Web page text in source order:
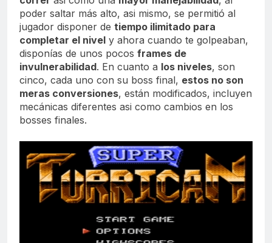
poder saltar más alto, asi mismo, se permitió al
jugador disponer de tiempo ilimitado para
completar el nivel y ahora cuando te golpeaban,
disponías de unos pocos frames de
invulnerabilidad. En cuanto a los niveles, son
cinco, cada uno con su boss final, estos no son
meras conversiones, están modificados, incluyen
mecánicas diferentes asi como cambios en los
bosses finales.